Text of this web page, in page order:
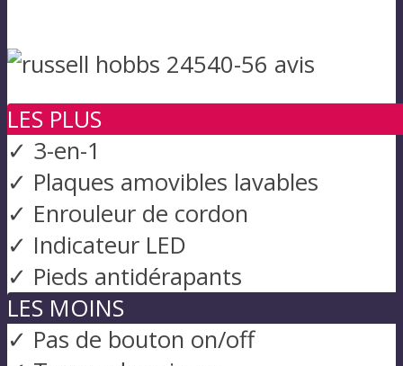
LES PLUS
✓ 3-en-1
✓ Plaques amovibles lavables
✓ Enrouleur de cordon
✓ Indicateur LED
✓ Pieds antidérapants
LES MOINS
✓ Pas de bouton on/off